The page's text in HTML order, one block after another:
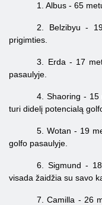
1. Albus - 65
2. Belzibyu -
prigimties.
3. Erda - 17
pasaulyje.
4. Shaoring - 15
turi didelį potencialą
5. Wotan - 19
golfo pasaulyje.
6. Sigmund -
visada žaidžia su savo
7. Camilla - 26